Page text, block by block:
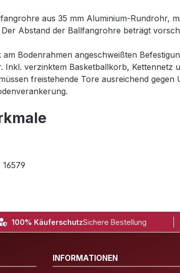
aus 35 mm Aluminium-Rundrohr,
Abstand der Ballfangrohre beträgt
Bodenrahmen angeschweißten
Inkl. verzinktem Basketballkorb,
freistehende Tore ausreichend
100% KäuferschutzSichere Bestellung
INFORMATIONEN